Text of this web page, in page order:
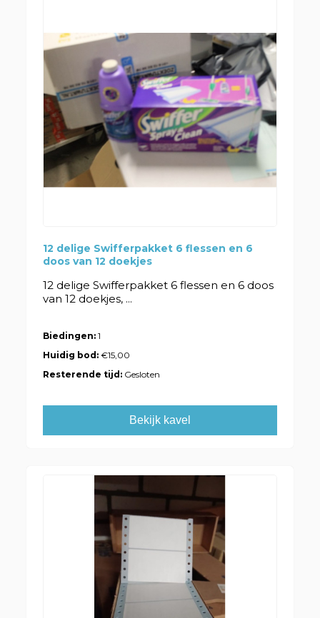
12 delige Swifferpakket 6 flessen en 6
doos van 12 doekjes
12 delige Swifferpakket 6 flessen en 6 doos
van 12 doekjes, ...
Biedingen: 1
Huidig bod:€15,00
Resterende tijd: Gesloten
Bekijk kavel